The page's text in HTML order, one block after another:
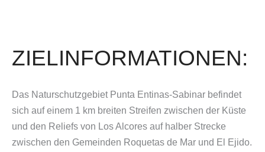
ZIELINFORMATIONEN:
Das Naturschutzgebiet Punta Entinas-Sabinar befindet
sich auf einem 1 km breiten Streifen zwischen der Küste
und den Reliefs von Los Alcores auf halber Strecke
zwischen den Gemeinden Roquetas de Mar und El Ejido.